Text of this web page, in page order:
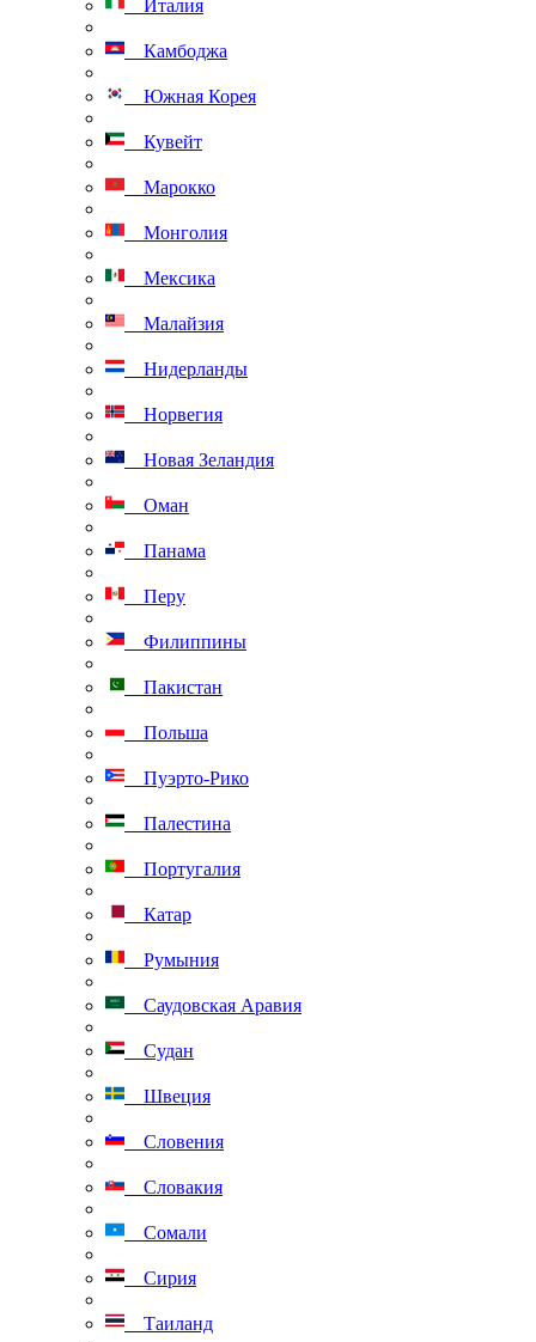
Италия
Камбоджа
Южная Корея
Кувейт
Марокко
Монголия
Мексика
Малайзия
Нидерланды
Норвегия
Новая Зеландия
Оман
Панама
Перу
Филиппины
Пакистан
Польша
Пуэрто-Рико
Палестина
Португалия
Катар
Румыния
Саудовская Аравия
Судан
Швеция
Словения
Словакия
Сомали
Сирия
Таиланд